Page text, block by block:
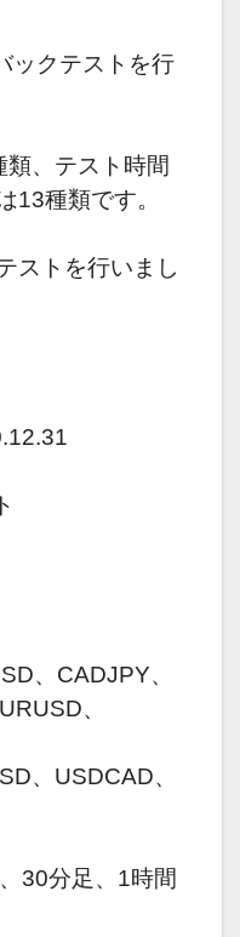
ックテストを行
類、テスト時間
13種類です。
ストを行いまし
CADJPY、
、
USDCAD、
30分足、1時間